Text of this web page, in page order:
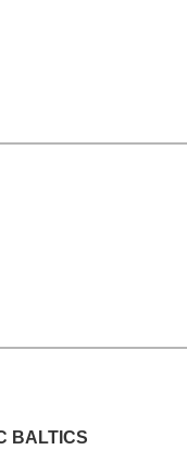
BALTICS